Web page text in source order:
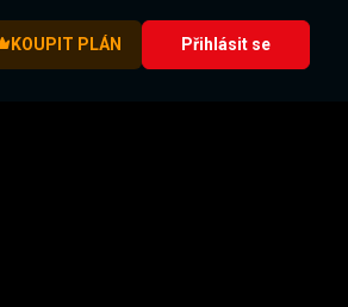
KOUPIT PLÁN Přihlásit se